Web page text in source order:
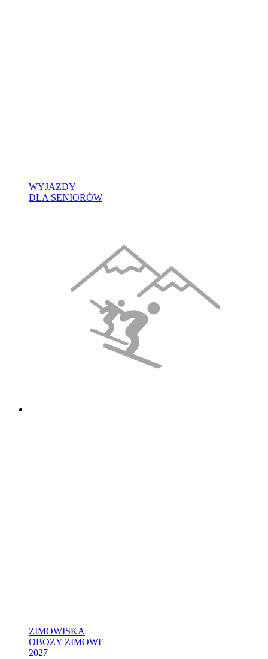
WYJAZDY
DLA SENIORÓW
ZIMOWISKA
OBOZY ZIMOWE
2027